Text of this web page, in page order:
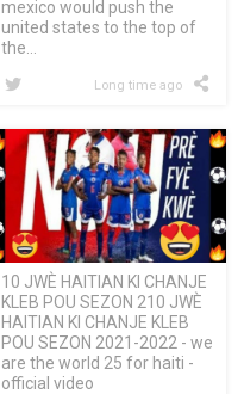
mexico would push the
united states to the top of
the…
Long time ago
10 JWÈ HAITIAN KI CHANJE
KLEB POU SEZON 210 JWÈ
HAITIAN KI CHANJE KLEB
POU SEZON 2021-2022 - we
are the world 25 for haiti -
official video